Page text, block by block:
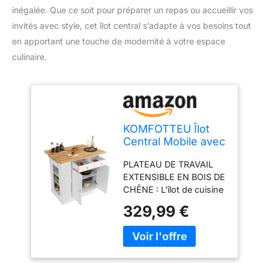
inégalée. Que ce soit pour préparer un repas ou accueillir vos
invités avec style, cet îlot central s’adapte à vos besoins tout
en apportant une touche de modernité à votre espace
culinaire.
KOMFOTTEU Îlot
Central Mobile avec
Bois Massif,
Desserte de
Cuisine avec 2
Tiroirs & Étagères
latérales à 3
Niveaux, Desserte
de Service, 120 x 61
x 92 cm (Blanc)
PLATEAU DE TRAVAIL
EXTENSIBLE EN BOIS DE
CHÊNE : L'îlot de cuisine
métalliques pliables de
haute qualité qui
facilitent le pliage et le
329,99 €